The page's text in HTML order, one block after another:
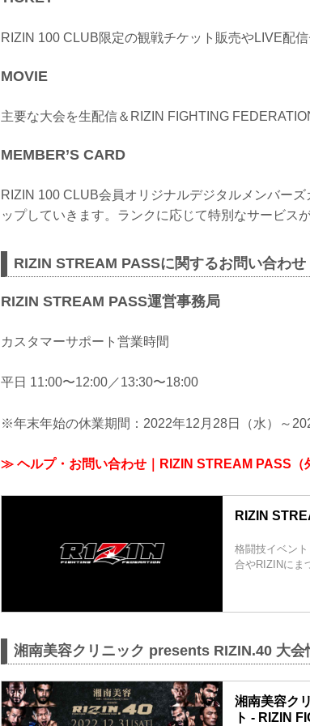
RIZIN 100 CLUB限定の観戦チケット販売やLIVE配
MOVIE
主要な大会を生配信＆RIZIN FIGHTING
MEMBER’S CARD
RIZIN 100 CLUB会員オリジナルデジタルメンバー
ップしていきます。ランクに応じて特別なサービス
RIZIN STREAM PASSに関するお問い合わせ
RIZIN STREAM PASS運営事務局
カスタマーサポート営業時間
平日 11:00〜12:00／13:30〜18:00
※年末年始の休業期間：2022年12月28日（水）～
≫ ヘルプ・お問い合わせ｜RIZIN STREAM PASS（
RIZIN
格闘技イベン
合やRIZINにま
湘南美容クリニック presents RIZIN.40 大会
湘南美容ク
ト - RIZIN